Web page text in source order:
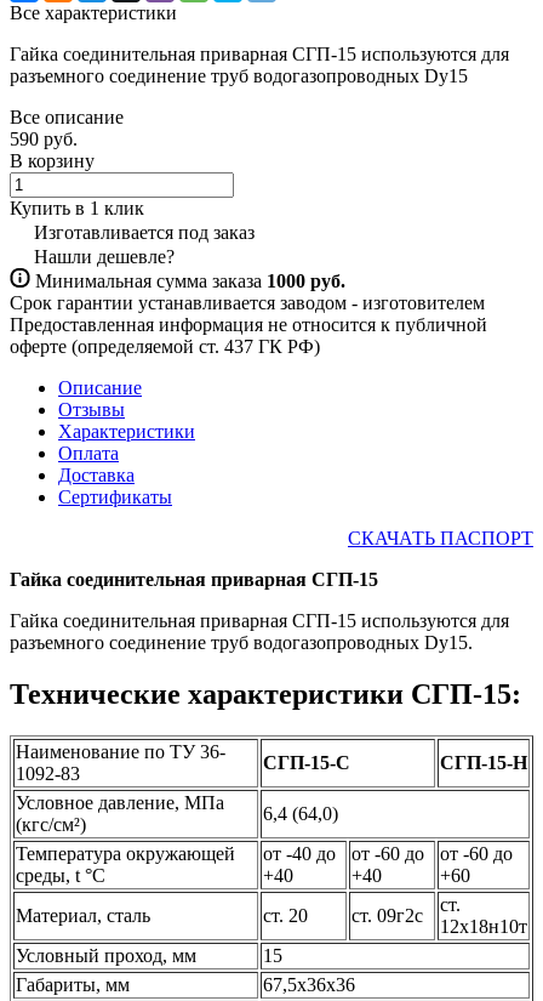
Все характеристики
Гайка соединительная приварная СГП-15 используются для
разъемного соединение труб водогазопроводных Dy15
Все описание
590 руб.
В корзину
Купить в 1 клик
Изготавливается под заказ
Нашли дешевле?
Минимальная сумма заказа 1000 руб.
Срок гарантии устанавливается заводом - изготовителем
Предоставленная информация не относится к публичной
оферте (определяемой ст. 437 ГК РФ)
Описание
Отзывы
Характеристики
Оплата
Доставка
Сертификаты
СКАЧАТЬ ПАСПОРТ
Гайка соединительная приварная СГП-15
Гайка соединительная приварная СГП-15 используются для
разъемного соединение труб водогазопроводных Dy15.
Технические характеристики СГП-15:
Наименование по ТУ 36-
1092-83
СГП-15-С
СГП-15-Н
Условное давление, МПа
(кгс/см²)
6,4 (64,0)
Температура окружающей
среды, t °C
от -40 до
+40
от -60 до
+40
от -60 до
+60
Материал, сталь
ст. 20 ст. 09г2с
ст.
12х18н10т
Условный проход, мм
15
Габариты, мм
67,5х36х36